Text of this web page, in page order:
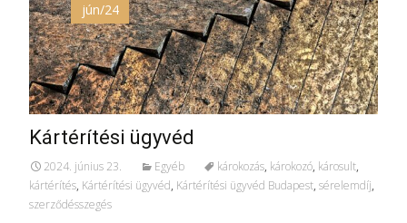
jún/24
Kártérítési ügyvéd
2024. június 23. Egyéb károkozás, károkozó, károsult,
kártérítés, Kártérítési ügyvéd, Kártérítési ügyvéd Budapest, sérelemdíj,
szerződésszegés